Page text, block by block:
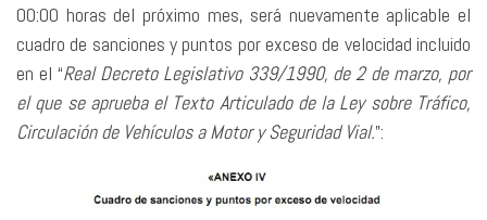
00:00 horas del próximo mes, será nuevamente aplicable el
cuadro de sanciones y puntos por exceso de velocidad incluido
en el “Real Decreto Legislativo 339/1990, de 2 de marzo, por
el que se aprueba el Texto Articulado de la Ley sobre Tráfico,
Circulación de Vehículos a Motor y Seguridad Vial.”: